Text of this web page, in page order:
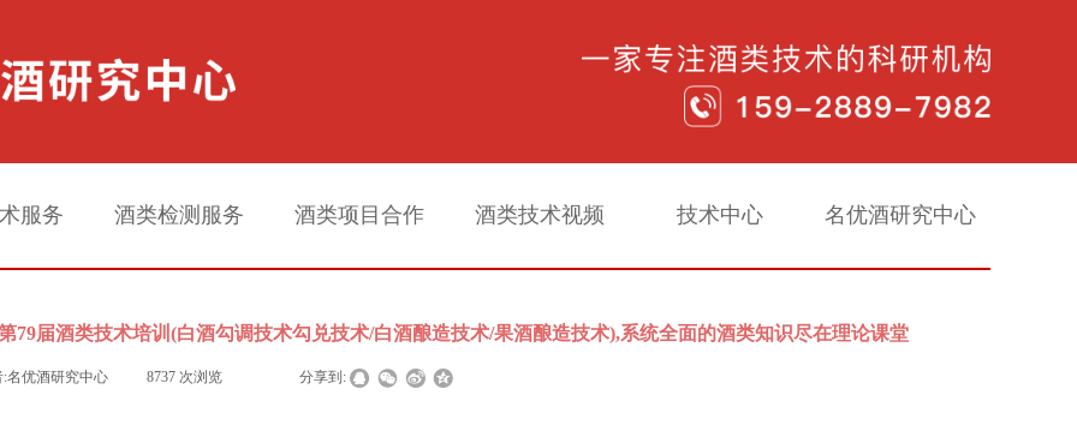
服务 酒类检测服务 酒类项目合作 酒类技术视频 技术中心 名优酒研究中心
79届酒类技术培训​(白酒勾调技术勾兑技术/白酒酿造技术/果酒酿造技术),系统全面的酒类知识尽在理论课堂
:名优酒研究中心 8737 次浏览 分享到: